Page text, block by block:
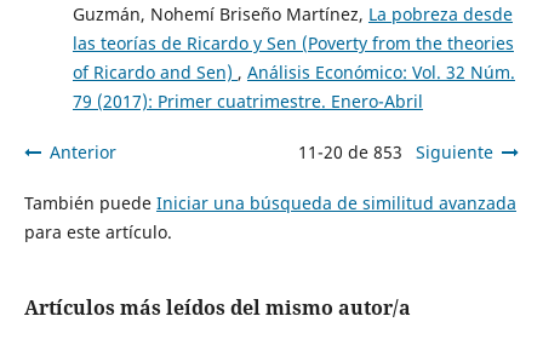
Guzmán, Nohemí Briseño Martínez, La pobreza desde
las teorías de Ricardo y Sen (Poverty from the theories
of Ricardo and Sen) , Análisis Económico: Vol. 32 Núm.
79 (2017): Primer cuatrimestre. Enero-Abril
Anterior 11-20 de 853 Siguiente
También puede Iniciar una búsqueda de similitud avanzada
para este artículo.
Artículos más leídos del mismo autor/a